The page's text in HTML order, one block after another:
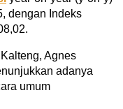
dengan Indeks
Agnes
adanya
umum